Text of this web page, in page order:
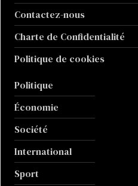
Contactez-nous
Charte de Confidentialité
Politique de cookies
Politique
Économie
Société
International
Sport